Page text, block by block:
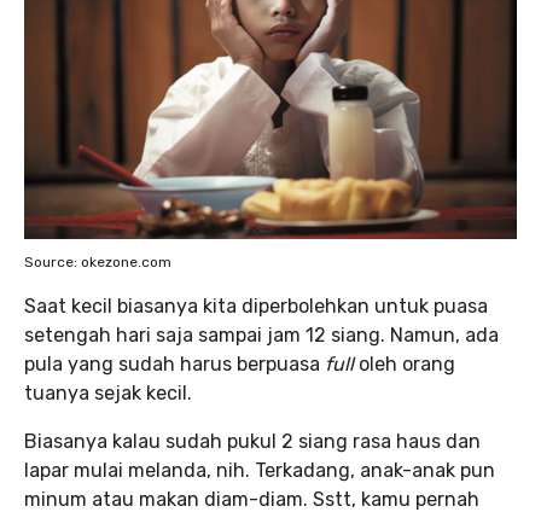
Source: okezone.com
Saat kecil biasanya kita diperbolehkan untuk puasa
setengah hari saja sampai jam 12 siang. Namun, ada
pula yang sudah harus berpuasa fulloleh orang
tuanya sejak kecil.
Biasanya kalau sudah pukul 2 siang rasa haus dan
lapar mulai melanda, nih. Terkadang, anak-anak pun
minum atau makan diam-diam. Sstt, kamu pernah